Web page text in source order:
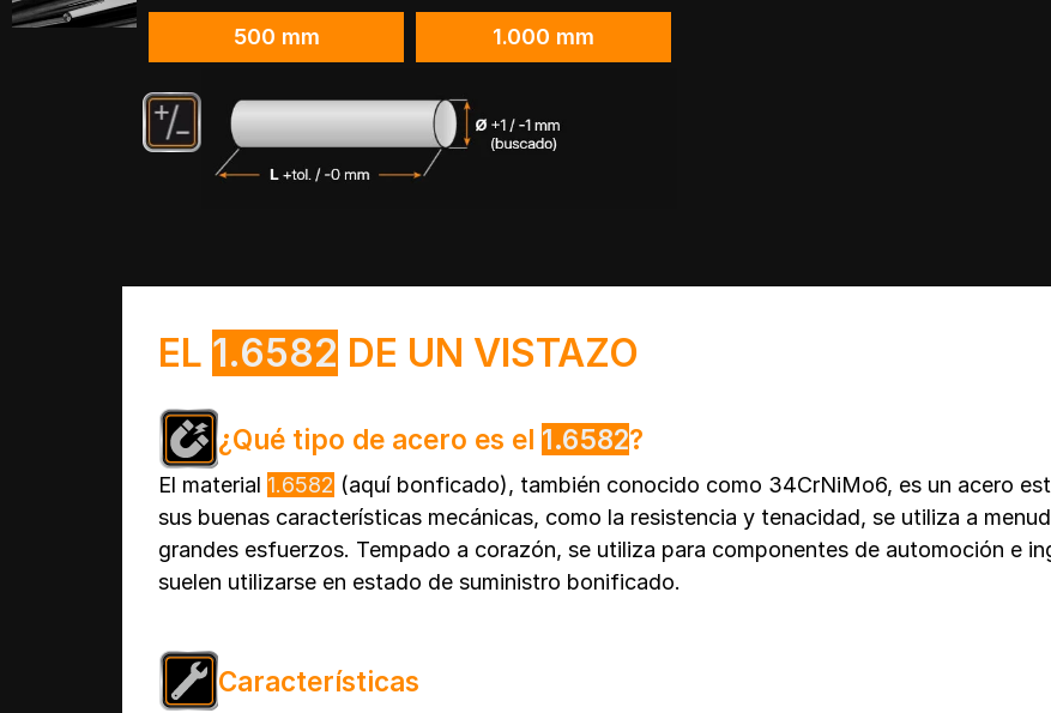
500 mm 1.000 mm
EL 1.6582 DE UN VISTAZO
¿Qué tipo de acero es el 1.6582?
El material 1.6582 (aquí bonficado), también conocido como 34CrNiMo6, es un acero
sus buenas características mecánicas, como la resistencia y tenacidad, se utiliza a
grandes esfuerzos. Tempado a corazón, se utiliza para componentes de automoción e
suelen utilizarse en estado de suministro bonificado.
Características